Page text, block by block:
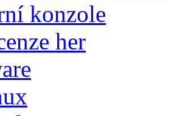
konzole
her